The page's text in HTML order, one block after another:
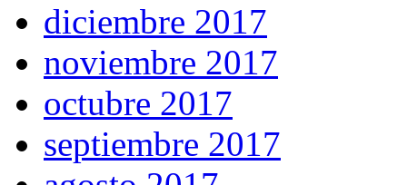
diciembre 2017
noviembre 2017
octubre 2017
septiembre 2017